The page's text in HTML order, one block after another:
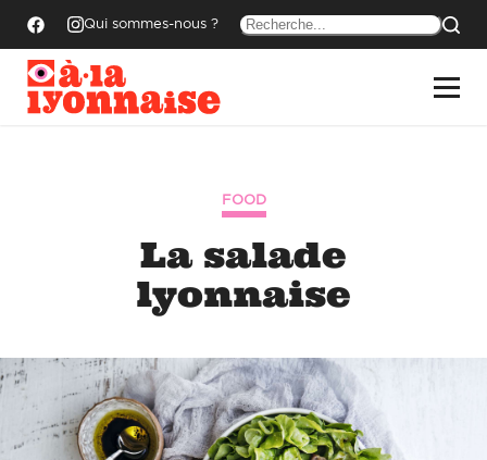
Qui sommes-nous ?
FOOD
La salade
lyonnaise